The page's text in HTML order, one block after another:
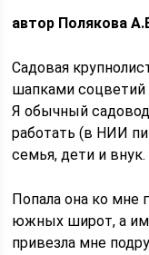
автор Полякова
Садовая
шапками
Я обычный
работать (в НИИ
семья, дети и
Попала она ко мне
южных широт, а
привезла мне